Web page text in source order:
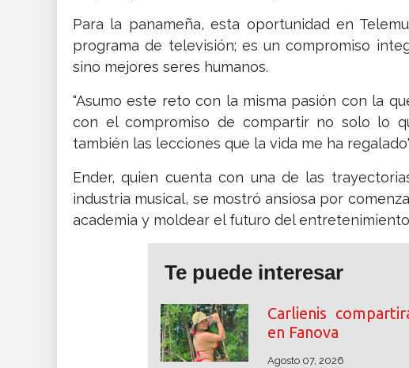
Para la panameña, esta oportunidad en
programa de televisión; es un compromiso
sino mejores seres humanos.
"Asumo este reto con la misma pasión con la
con el compromiso de compartir no solo lo
también las lecciones que la vida me ha
Ender, quien cuenta con una de las
industria musical, se mostró ansiosa por
academia y moldear el futuro del
Te puede interesar
Carlienis
en Fanova
Agosto 07, 2026